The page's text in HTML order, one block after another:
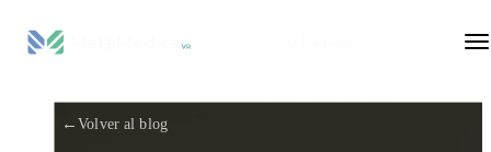
←Volver al blog